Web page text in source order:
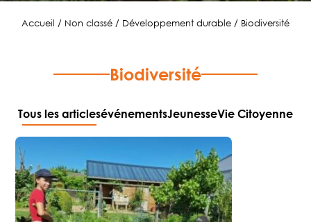
Accueil / Non classé / Développement durable / Biodiversité
Biodiversité
Tous les articlesévénementsJeunesseVie Citoyenne